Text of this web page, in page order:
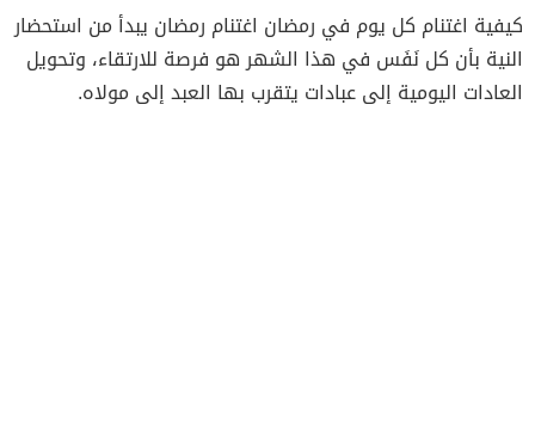
كيفية اغتنام كل يوم في رمضان اغتنام رمضان يبدأ من استحضار
النية بأن كل نَفَس في هذا الشهر هو فرصة للارتقاء، وتحويل
العادات اليومية إلى عبادات يتقرب بها العبد إلى مولاه.